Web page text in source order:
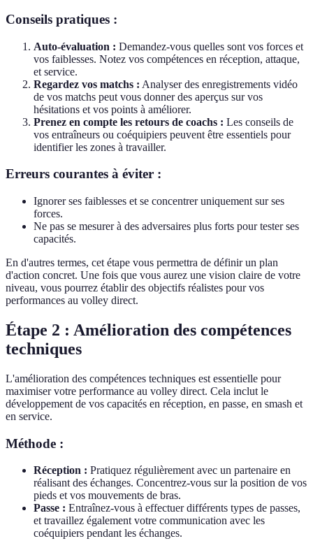
Conseils pratiques :
Auto-évaluation : Demandez-vous quelles sont vos forces et
vos faiblesses. Notez vos compétences en réception, attaque,
et service.
Regardez vos matchs : Analyser des enregistrements vidéo
de vos matchs peut vous donner des aperçus sur vos
hésitations et vos points à améliorer.
Prenez en compte les retours de coachs : Les conseils de
vos entraîneurs ou coéquipiers peuvent être essentiels pour
identifier les zones à travailler.
Erreurs courantes à éviter :
Ignorer ses faiblesses et se concentrer uniquement sur ses
forces.
Ne pas se mesurer à des adversaires plus forts pour tester ses
capacités.
En d'autres termes, cet étape vous permettra de définir un plan
d'action concret. Une fois que vous aurez une vision claire de votre
niveau, vous pourrez établir des objectifs réalistes pour vos
performances au volley direct.
Étape 2 : Amélioration des compétences
techniques
L'amélioration des compétences techniques est essentielle pour
maximiser votre performance au volley direct. Cela inclut le
développement de vos capacités en réception, en passe, en smash et
en service.
Méthode :
Réception : Pratiquez régulièrement avec un partenaire en
réalisant des échanges. Concentrez-vous sur la position de vos
pieds et vos mouvements de bras.
Passe : Entraînez-vous à effectuer différents types de passes,
et travaillez également votre communication avec les
coéquipiers pendant les échanges.